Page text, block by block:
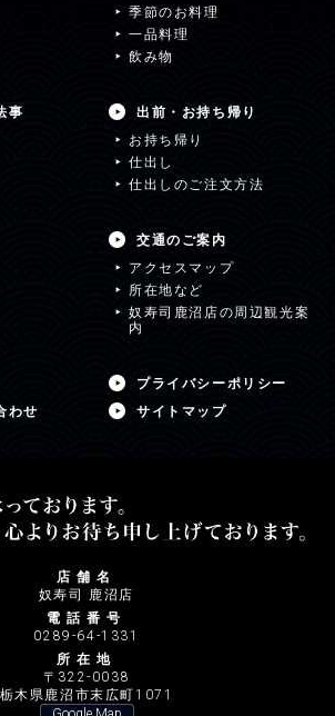
季節のお料理
一品料理
飲み物
事
出前・お持ち帰り
お持ち帰り
仕出し
仕出しのご注文方法
交通のご案内
アクセスマップ
所在地など
奴寿司鹿沼店の周辺観光案
内
わせ
プライバシーポリシー
サイトマップ
店舗名
奴寿司 鹿沼店
電話番号
0289-64-1331
所在地
〒322-0038
栃木県鹿沼市末広町1071